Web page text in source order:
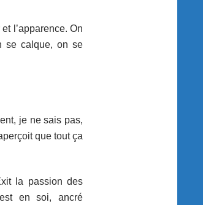
l’apparence. On
se calque, on se
je ne sais pas,
que tout ça
la passion des
en soi, ancré